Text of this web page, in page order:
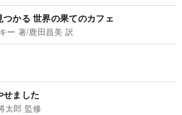
かる 世界の果てのカフェ
ー 著/鹿田昌美 訳
せました
太郎 監修